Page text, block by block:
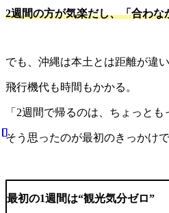
2週間の方が気楽だし、「合わ
でも、沖縄は本土とは距離が違い
飛行機代も時間もかかる。
「 2週間で帰るのは、ちょっとも
そう思ったのが最初のきっかけで
最初の1週間は“観光気分ゼロ”